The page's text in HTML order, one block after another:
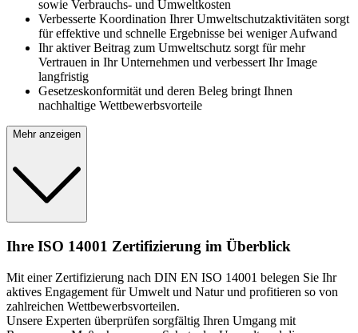
sowie Verbrauchs- und Umweltkosten
Verbesserte Koordination Ihrer Umweltschutzaktivitäten sorgt
für effektive und schnelle Ergebnisse bei weniger Aufwand
Ihr aktiver Beitrag zum Umweltschutz sorgt für mehr
Vertrauen in Ihr Unternehmen und verbessert Ihr Image
langfristig
Gesetzeskonformität und deren Beleg bringt Ihnen
nachhaltige Wettbewerbsvorteile
Mehr anzeigen
Ihre ISO 14001 Zertifizierung im Überblick
Mit einer Zertifizierung nach DIN EN ISO 14001 belegen Sie Ihr
aktives Engagement für Umwelt und Natur und profitieren so von
zahlreichen Wettbewerbsvorteilen.
Unsere Experten überprüfen sorgfältig Ihren Umgang mit